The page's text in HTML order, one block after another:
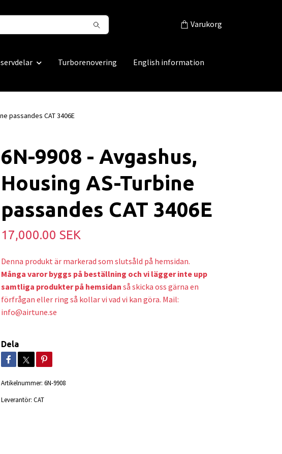
Varukorg
Turborenovering
English information
passandes CAT 3406E
6N-9908 - Avgashus,
Housing AS-Turbine
passandes CAT 3406E
17,000.00 SEK
Denna produkt är markerad som slutsåld på hemsidan.
Många varor byggs på beställning och vi lägger inte upp
samtliga produkter på hemsidan så skicka oss gärna en
förfrågan eller ring så kollar vi vad vi kan göra. Mail:
info@airtune.se
Dela
Artikelnummer: 6N-9908
Leverantör: CAT